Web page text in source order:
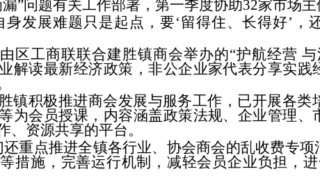
”问题有关工作部署，第一季度协助32家市场主
身发展难题只是起点，要‘留得住、长得好’，
区工商联联合建胜镇商会举办的“护航经营
解读最新经济政策，非公企业家代表分享实
镇积极推进商会发展与服务工作，已开展各类
为会员授课，内容涵盖政策法规、企业管理、
、资源共享的平台。
还重点推进全镇各行业、协会商会的乱收费专
措施，完善运行机制，减轻会员企业负担，